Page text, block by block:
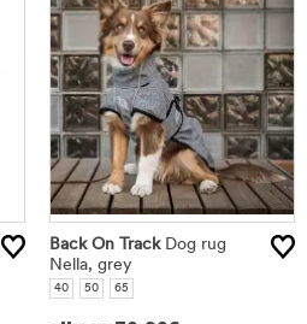
Back On TrackDog rug
Nella, grey
40 50 65